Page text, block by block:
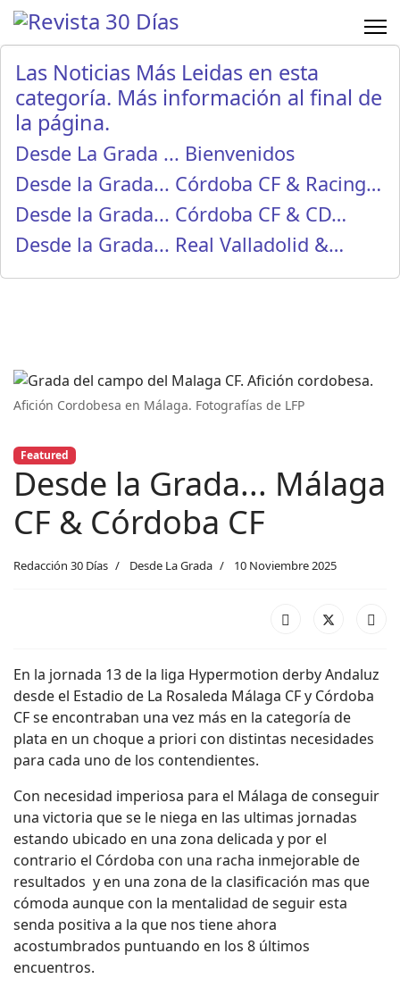
Las Noticias Más Leidas en esta
categoría. Más información al final de
la página.
Desde La Grada ... Bienvenidos
Desde la Grada... Córdoba CF & Racing…
Desde la Grada... Córdoba CF & CD…
Desde la Grada... Real Valladolid &…
Afición Cordobesa en Málaga. Fotografías de LFP
Featured
Desde la Grada... Málaga
CF & Córdoba CF
Redacción 30 Días Desde La Grada 10 Noviembre 2025
En la jornada 13 de la liga Hypermotion derby Andaluz
desde el Estadio de La Rosaleda Málaga CF y Córdoba
CF se encontraban una vez más en la categoría de
plata en un choque a priori con distintas necesidades
para cada uno de los contendientes.
Con necesidad imperiosa para el Málaga de conseguir
una victoria que se le niega en las ultimas jornadas
estando ubicado en una zona delicada y por el
contrario el Córdoba con una racha inmejorable de
resultados y en una zona de la clasificación mas que
cómoda aunque con la mentalidad de seguir esta
senda positiva a la que nos tiene ahora
acostumbrados puntuando en los 8 últimos
encuentros.